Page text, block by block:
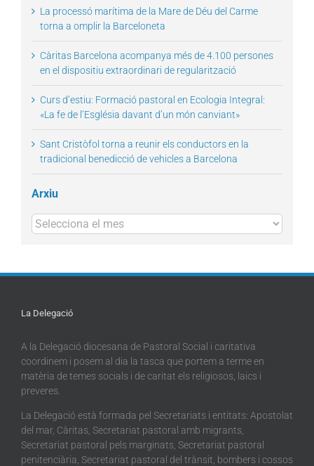
La processó marítima de la Mare de Déu del Carme
torna a omplir la Barceloneta
Càritas Barcelona acompanya més de 4.100 persones
en el dispositiu extraordinari de regularització
Curs d’estiu: Formació pastoral en Ecologia Integral:
«La fe de l’Església davant d’un món canviant»
Sant Cristòfol torna a reunir els conductors en la
tradicional benedicció de vehicles a Barcelona
Arxiu
Arxius
La Delegació
A la Delegació diocesana de Pastoral Social i caritativa
coordinem i posem al dia la tasca que portem a terme en
matèria de temes socials i de caritat els religiosos, laics i
preveres.
La Delegació està formada pel Secretariats i entitats: Apostolat
del mar, Càritas, Secretariat pastoral amb migrants,
Secretariat pastoral pels marginats, Secretariat pastoral
penitenciària, Secretariat pastoral del trànsit, bombers i cossos